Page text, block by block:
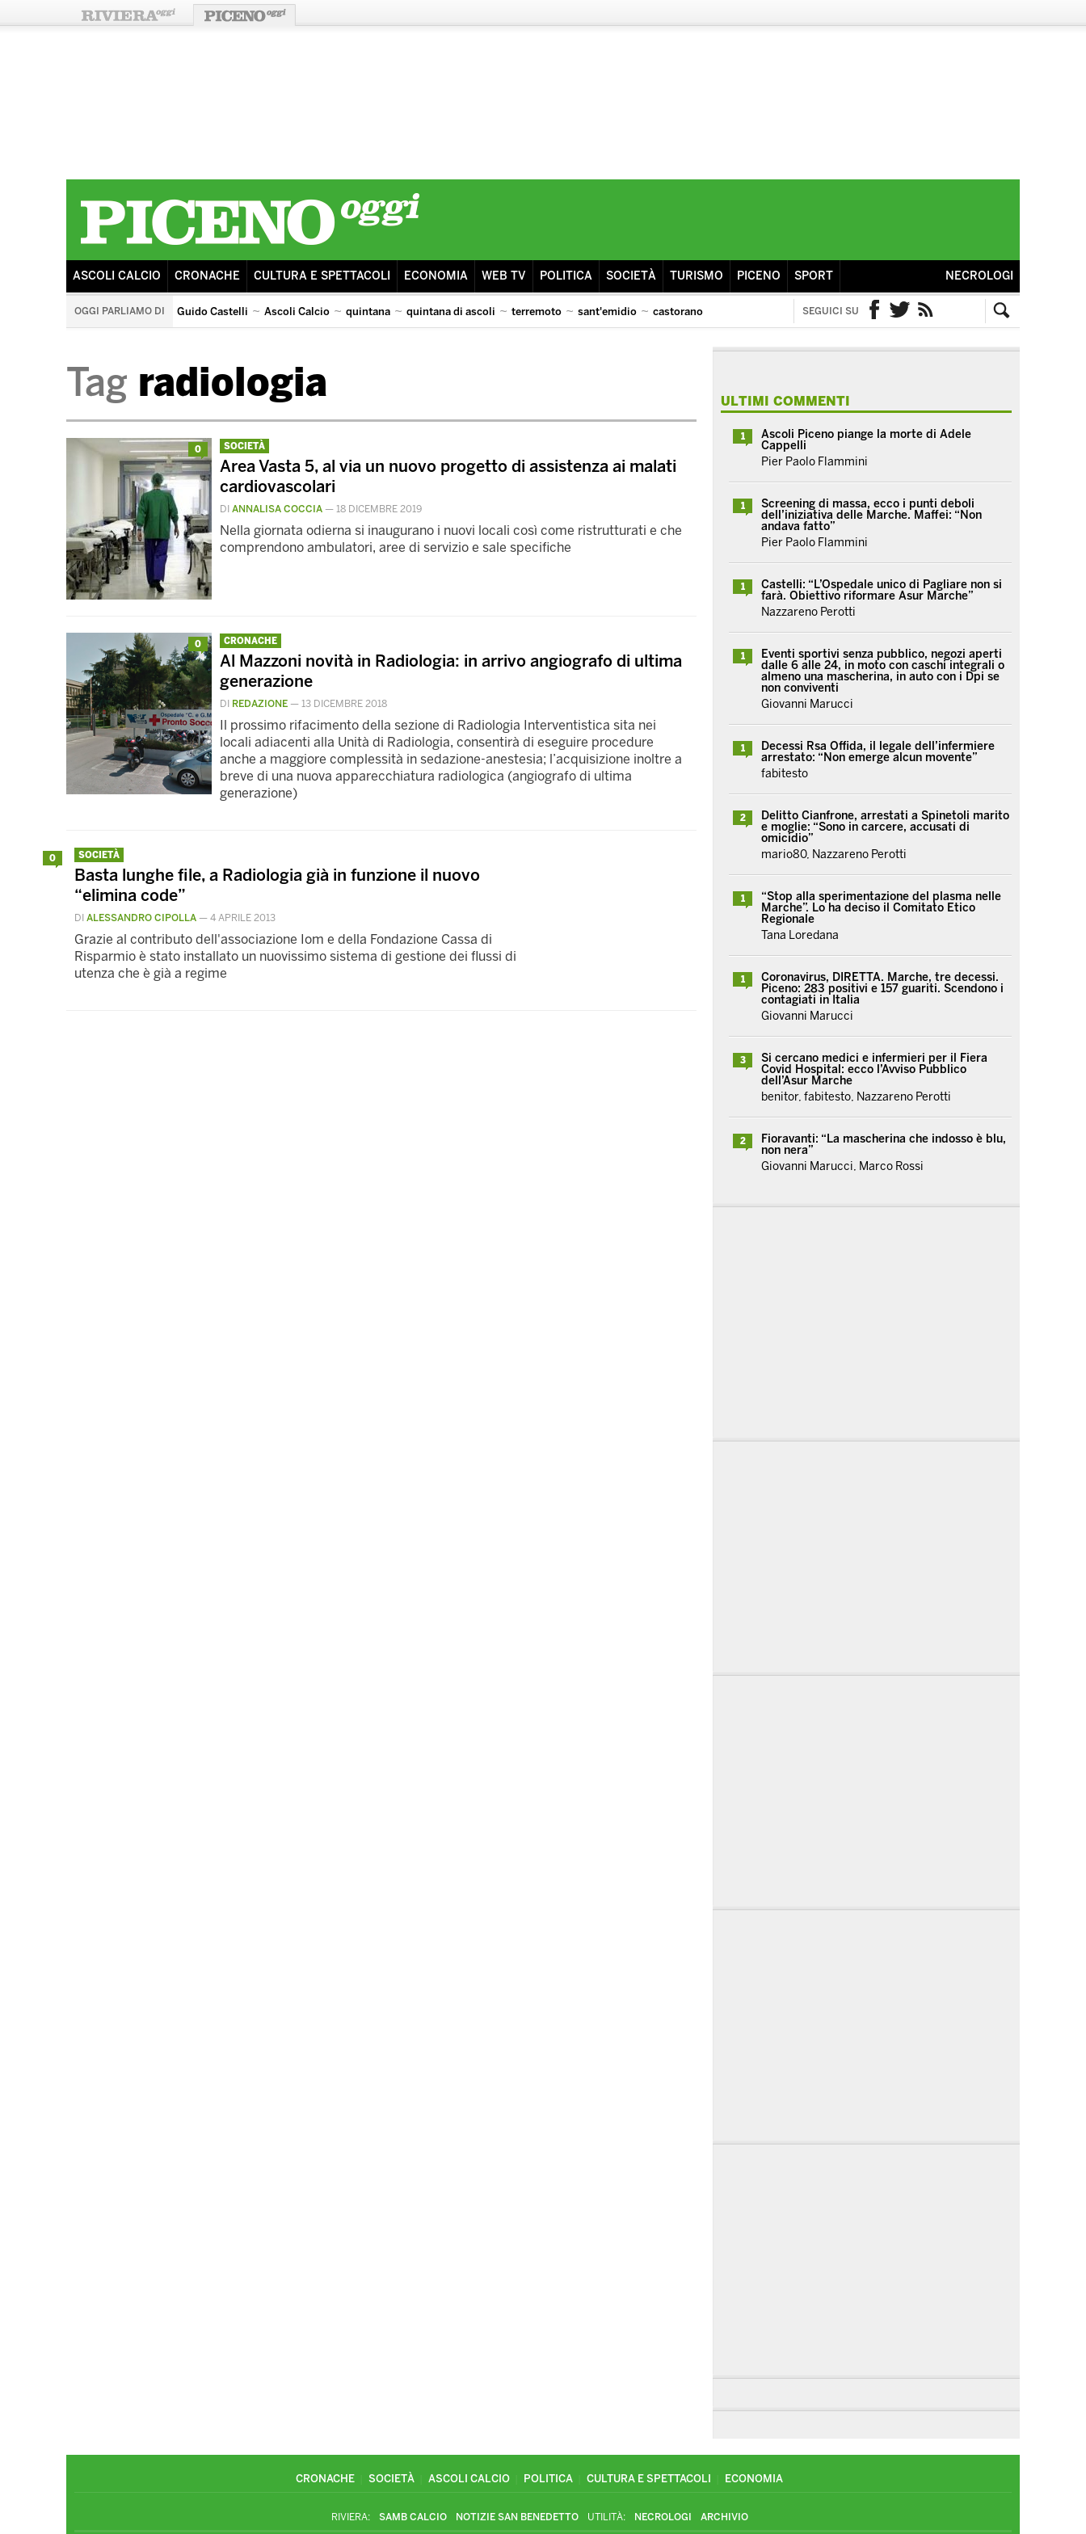
ASCOLI CALCIO CRONACHE CULTURA E SPETTACOLI ECONOMIA WEB TV POLITICA SOCIETÀ TURISMO PICENO SPORT NECROLOGI
OGGI PARLIAMO DI Guido Castelli Ascoli Calcio quintana quintana di ascoli terremoto sant'emidio castorano SEGUICI SU
Tag radiologia
0 SOCIETÀ
Area Vasta 5, al via un nuovo progetto di assistenza ai malati
cardiovascolari
DI ANNALISA COCCIA — 18 DICEMBRE 2019
Nella giornata odierna si inaugurano i nuovi locali così come ristrutturati e che
comprendono ambulatori, aree di servizio e sale specifiche
0 CRONACHE
Al Mazzoni novità in Radiologia: in arrivo angiografo di ultima
generazione
DI REDAZIONE — 13 DICEMBRE 2018
Il prossimo rifacimento della sezione di Radiologia Interventistica sita nei
locali adiacenti alla Unità di Radiologia, consentirà di eseguire procedure
anche a maggiore complessità in sedazione-anestesia; l’acquisizione inoltre a
breve di una nuova apparecchiatura radiologica (angiografo di ultima
generazione)
0 SOCIETÀ
Basta lunghe file, a Radiologia già in funzione il nuovo
“elimina code”
DI ALESSANDRO CIPOLLA — 4 APRILE 2013
Grazie al contributo dell'associazione Iom e della Fondazione Cassa di
Risparmio è stato installato un nuovissimo sistema di gestione dei flussi di
utenza che è già a regime
ULTIMI COMMENTI
1
Ascoli Piceno piange la morte di Adele
Cappelli
Pier Paolo Flammini
1
Screening di massa, ecco i punti deboli
dell’iniziativa delle Marche. Maffei: “Non
andava fatto”
Pier Paolo Flammini
1
Castelli: “L’Ospedale unico di Pagliare non si
farà. Obiettivo riformare Asur Marche”
Nazzareno Perotti
1
Eventi sportivi senza pubblico, negozi aperti
dalle 6 alle 24, in moto con caschi integrali o
almeno una mascherina, in auto con i Dpi se
non conviventi
Giovanni Marucci
1
Decessi Rsa Offida, il legale dell’infermiere
arrestato: “Non emerge alcun movente”
fabitesto
2
Delitto Cianfrone, arrestati a Spinetoli marito
e moglie: “Sono in carcere, accusati di
omicidio”
mario80, Nazzareno Perotti
1
“Stop alla sperimentazione del plasma nelle
Marche”. Lo ha deciso il Comitato Etico
Regionale
Tana Loredana
1
Coronavirus, DIRETTA. Marche, tre decessi.
Piceno: 283 positivi e 157 guariti. Scendono i
contagiati in Italia
Giovanni Marucci
3
Si cercano medici e infermieri per il Fiera
Covid Hospital: ecco l’Avviso Pubblico
dell’Asur Marche
benitor, fabitesto, Nazzareno Perotti
2
Fioravanti: “La mascherina che indosso è blu,
non nera”
Giovanni Marucci, Marco Rossi
CRONACHE SOCIETÀ ASCOLI CALCIO POLITICA CULTURA E SPETTACOLI ECONOMIA
RIVIERA: SAMB CALCIO NOTIZIE SAN BENEDETTO UTILITÀ: NECROLOGI ARCHIVIO